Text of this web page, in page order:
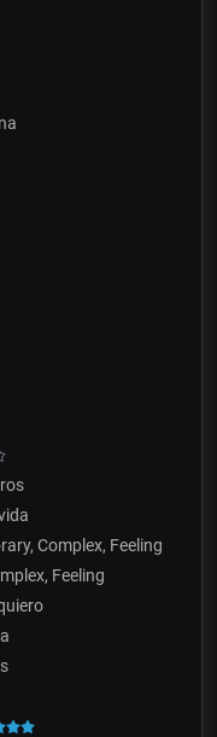
Complex, Feeling
Feeling